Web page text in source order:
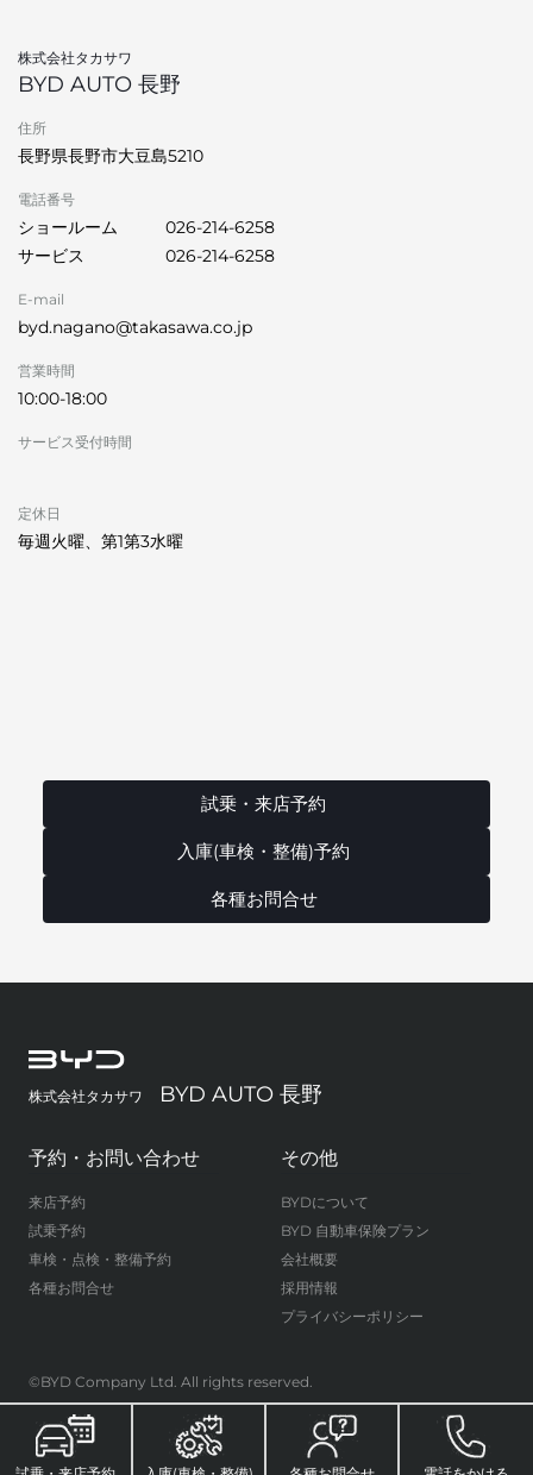
株式会社タカサワ
BYD AUTO 長野
住所
長野県長野市大豆島5210
電話番号
ショールーム
026-214-6258
サービス
026-214-6258
E-mail
byd.nagano@takasawa.co.jp
営業時間
10:00-18:00
サービス受付時間
定休日
毎週火曜、第1第3水曜
試乗・来店予約
入庫(車検・整備)予約
各種お問合せ
株式会社タカサワ BYD AUTO 長野
予約・お問い合わせ
来店予約
試乗予約
車検・点検・整備予約
各種お問合せ
その他
BYDについて
BYD 自動車保険プラン
会社概要
採用情報
プライバシーポリシー
©BYD Company Ltd. All rights reserved.